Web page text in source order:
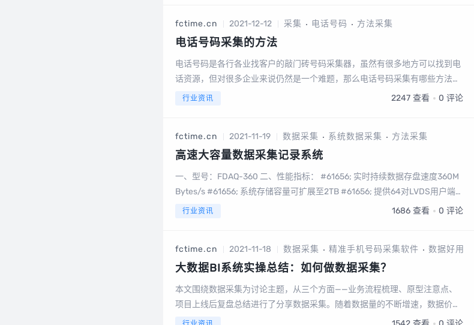
fctime.cn 2021-12-12 采集 电话号码 方法采集
电话号码采集的方法
电话号码是各行各业找客户的敲门砖号码采集器，虽然有很多地方可以找到电
话资源，但对很多企业来说仍然是一个难题，那么电话号码采集有哪些方法
呢？ 前言各行各业找客户，其实就是在找联系人的电话号码，电话号码可谓是
行业资讯 2247 查看 0 评论
fctime.cn 2021-11-19 数据采集 系统数据采集 方法采集
高速大容量数据采集记录系统
一、型号：FDAQ-360 二、性能指标： #61656; 实时持续数据存盘速度360M
Bytes/s #61656; 系统存储容量可扩展至2TB #61656; 提供64对LVDS用户端
口 #61656; 可...
行业资讯 1686 查看 0 评论
fctime.cn 2021-11-18 数据采集 精准手机号码采集软件 数据好用
大数据BI系统实操总结：如何做数据采集？
本文围绕数据采集为讨论主题，从三个方面——业务流程梳理、原型注意点、
项目上线后复盘总结进行了分享数据采集。随着数据量的不断增速，数据价值
也逐渐被很多公司所关注，尤其是偏重于业务型的企业，大量数据的产生，在